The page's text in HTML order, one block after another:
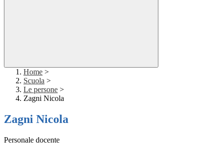
Home >
Scuola >
Le persone >
Zagni Nicola
Zagni Nicola
Personale docente